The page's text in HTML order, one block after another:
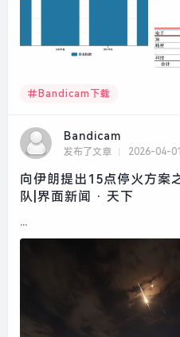
Bandicam下载
Bandicam
发布了文章 2026-04-01
向伊朗提出15点停火方案
队|界面新闻 · 天下
...